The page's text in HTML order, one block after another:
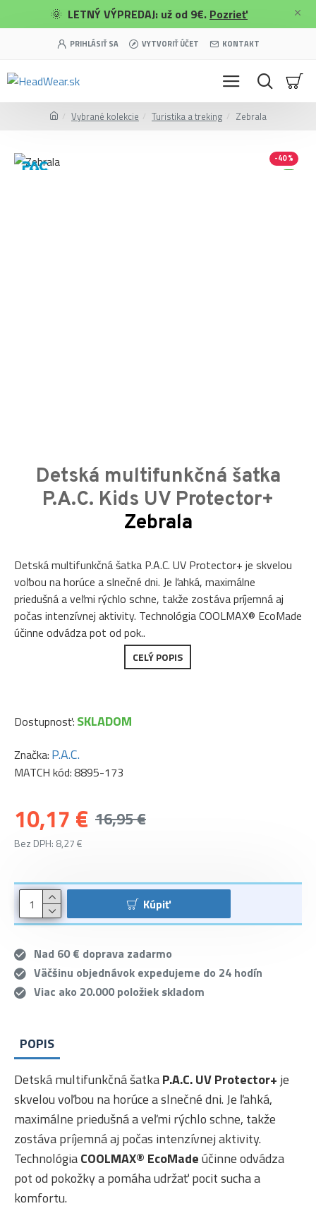
🌞 LETNÝ VÝPREDAJ: už od 9€. Pozrieť
PRIHLÁSIŤ SA VYTVORIŤ ÚČET KONTAKT
Vybrané kolekcie Turistika a treking Zebrala
-40 %
Detská multifunkčná šatka
P.A.C. Kids UV Protector+
Zebrala
Detská multifunkčná šatka P.A.C. UV Protector+ je skvelou
voľbou na horúce a slnečné dni. Je ľahká, maximálne
priedušná a veľmi rýchlo schne, takže zostáva príjemná aj
počas intenzívnej aktivity. Technológia COOLMAX® EcoMade
účinne odvádza pot od pok..
CELÝ POPIS
10,17 € 16,95 €
Bez DPH: 8,27 €
Dostupnosť: SKLADOM
Značka: P.A.C.
MATCH kód:8895-173
Kúpiť
Nad 60 € doprava zadarmo
Väčšinu objednávok expedujeme do 24 hodín
Viac ako 20.000 položiek skladom
POPIS
Detská multifunkčná šatkaP.A.C. UV Protector+ je
skvelou voľbou na horúce a slnečné dni. Je ľahká,
maximálne priedušná a veľmi rýchlo schne, takže
zostáva príjemná aj počas intenzívnej aktivity.
TechnológiaCOOLMAX® EcoMadeúčinne odvádza
pot od pokožky a pomáha udržať pocit sucha a
komfortu.